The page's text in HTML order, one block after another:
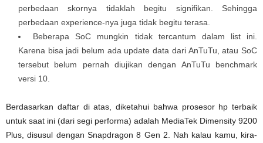
perbedaan skornya tidaklah begitu signifikan. Sehingga
perbedaan experience-nya juga tidak begitu terasa.
Beberapa SoC mungkin tidak tercantum dalam list ini.
Karena bisa jadi belum ada update data dari AnTuTu, atau SoC
tersebut belum pernah diujikan dengan AnTuTu benchmark
versi 10.
Berdasarkan daftar di atas, diketahui bahwa prosesor hp terbaik
untuk saat ini (dari segi performa) adalah MediaTek Dimensity 9200
Plus, disusul dengan Snapdragon 8 Gen 2. Nah kalau kamu, kira-